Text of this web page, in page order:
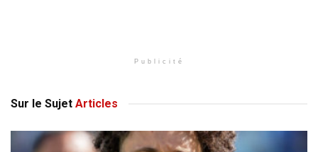
Publicité
Sur le Sujet Articles